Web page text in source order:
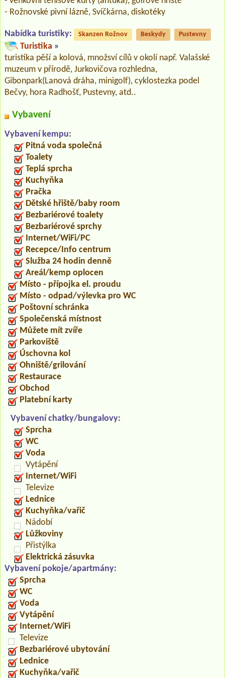
- Rožnovské pivní lázně, Svíčkárna, diskotéky
Nabídka turistiky: Skanzen Rožnov Beskydy Pustevny
Turistika »
turistika pěší a kolová, množsví cílů v okolí např. Valašské
muzeum v přírodě, Jurkovičova rozhledna,
Gibonpark(Lanová dráha, minigolf), cyklostezka podel
Bečvy, hora Radhošť, Pustevny, atd..
Vybavení
Vybavení kempu:
Pitná voda společná
Toalety
Teplá sprcha
Kuchyňka
Pračka
Dětské hřiště/baby room
Bezbariérové toalety
Bezbariérové sprchy
Internet/WiFi/PC
Recepce/Info centrum
Služba 24 hodin denně
Areál/kemp oplocen
Místo - přípojka el. proudu
Místo - odpad/výlevka pro WC
Poštovní schránka
Společenská místnost
Můžete mít zvíře
Parkoviště
Úschovna kol
Ohniště/grilování
Restaurace
Obchod
Platební karty
Vybavení chatky/bungalovy:
Sprcha
WC
Voda
Vytápění
Internet/WiFi
Televize
Lednice
Kuchyňka/vařič
Nádobí
Lůžkoviny
Přistýlka
Elektrická zásuvka
Vybavení pokoje/apartmány:
Sprcha
WC
Voda
Vytápění
Internet/WiFi
Televize
Bezbariérové ubytování
Lednice
Kuchyňka/vařič